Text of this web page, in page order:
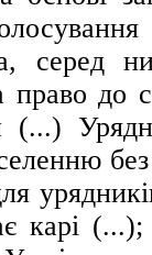
серед
право до
(...)
карі